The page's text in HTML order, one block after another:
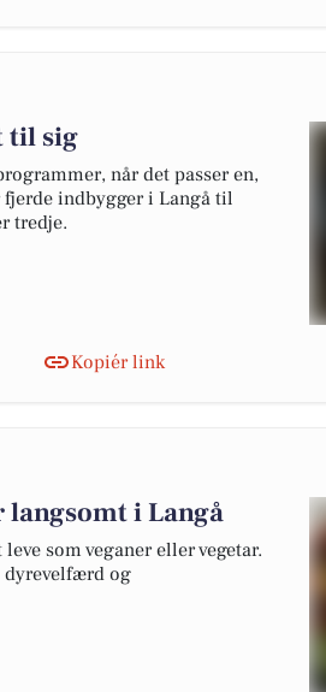
til sig
når det passer en,
indbygger i Langå til
tredje.
Kopiér link
langsomt i Langå
som veganer eller vegetar.
dyrevelfærd og